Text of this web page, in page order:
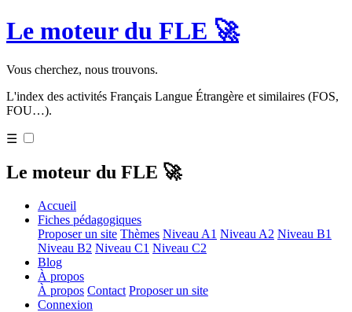
Le moteur du FLE 🚀
Vous cherchez, nous trouvons.
L'index des activités Français Langue Étrangère et similaires (FOS,
FOU…).
☰
Le moteur du FLE 🚀
Accueil
Fiches pédagogiques
Proposer un site Thèmes Niveau A1 Niveau A2 Niveau B1
Niveau B2 Niveau C1 Niveau C2
Blog
À propos
À propos Contact Proposer un site
Connexion